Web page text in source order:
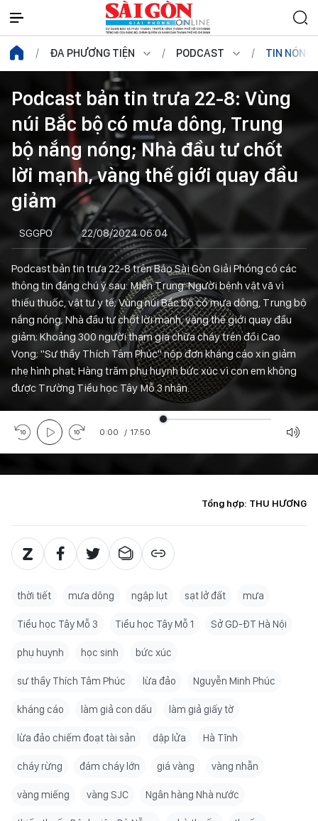
ĐA PHƯƠNG TIỆN PODCAST TIN NÓNG
Podcast bản tin trưa 22-8: Vùng
núi Bắc bộ có mưa dông, Trung
bộ nắng nóng; Nhà đầu tư chốt
lời mạnh, vàng thế giới quay đầu
giảm
SGGPO 22/08/2024 06:04
Podcast bản tin trưa 22-8 trên Báo Sài Gòn Giải Phóng có các
thông tin đáng chú ý sau: Miền Trung: Người bệnh vật vã vì
thiếu thuốc, vật tư y tế; Vùng núi Bắc bộ có mưa dông, Trung bộ
nắng nóng; Nhà đầu tư chốt lời mạnh, vàng thế giới quay đầu
giảm; Khoảng 300 người tham gia chữa cháy trên đồi Cao
Vọng; "Sư thầy Thích Tâm Phúc" nộp đơn kháng cáo xin giảm
nhẹ hình phạt; Hàng trăm phụ huynh bức xúc vì con em không
được Trường Tiểu học Tây Mỗ 3 nhận.
0:00 / 17:50
Tổng hợp: THU HƯƠNG
thời tiết mưa dông ngập lụt sạt lở đất mưa
Tiểu học Tây Mỗ 3 Tiểu học Tây Mỗ 1 Sở GD-ĐT Hà Nội
phụ huynh học sinh bức xúc
sư thầy Thích Tâm Phúc lừa đảo Nguyễn Minh Phúc
kháng cáo làm giả con dấu làm giả giấy tờ
lừa đảo chiếm đoạt tài sản dập lửa Hà Tĩnh
cháy rừng đám cháy lớn giá vàng vàng nhẫn
vàng miếng vàng SJC Ngân hàng Nhà nước